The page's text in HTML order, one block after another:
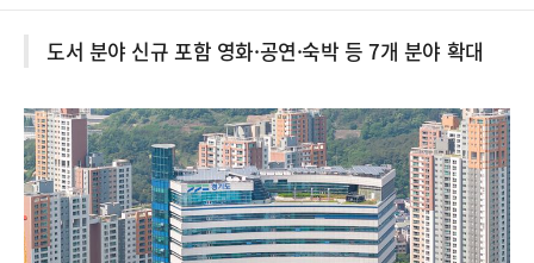
도서 분야 신규 포함 영화·공연·숙박 등 7개 분야 확대